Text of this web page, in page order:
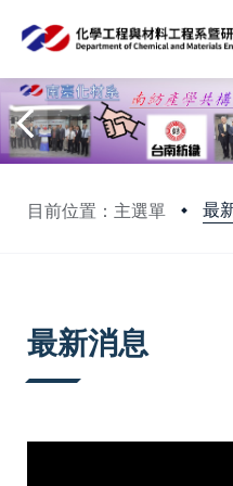
目前位置：主選單 最
:::
最新消息